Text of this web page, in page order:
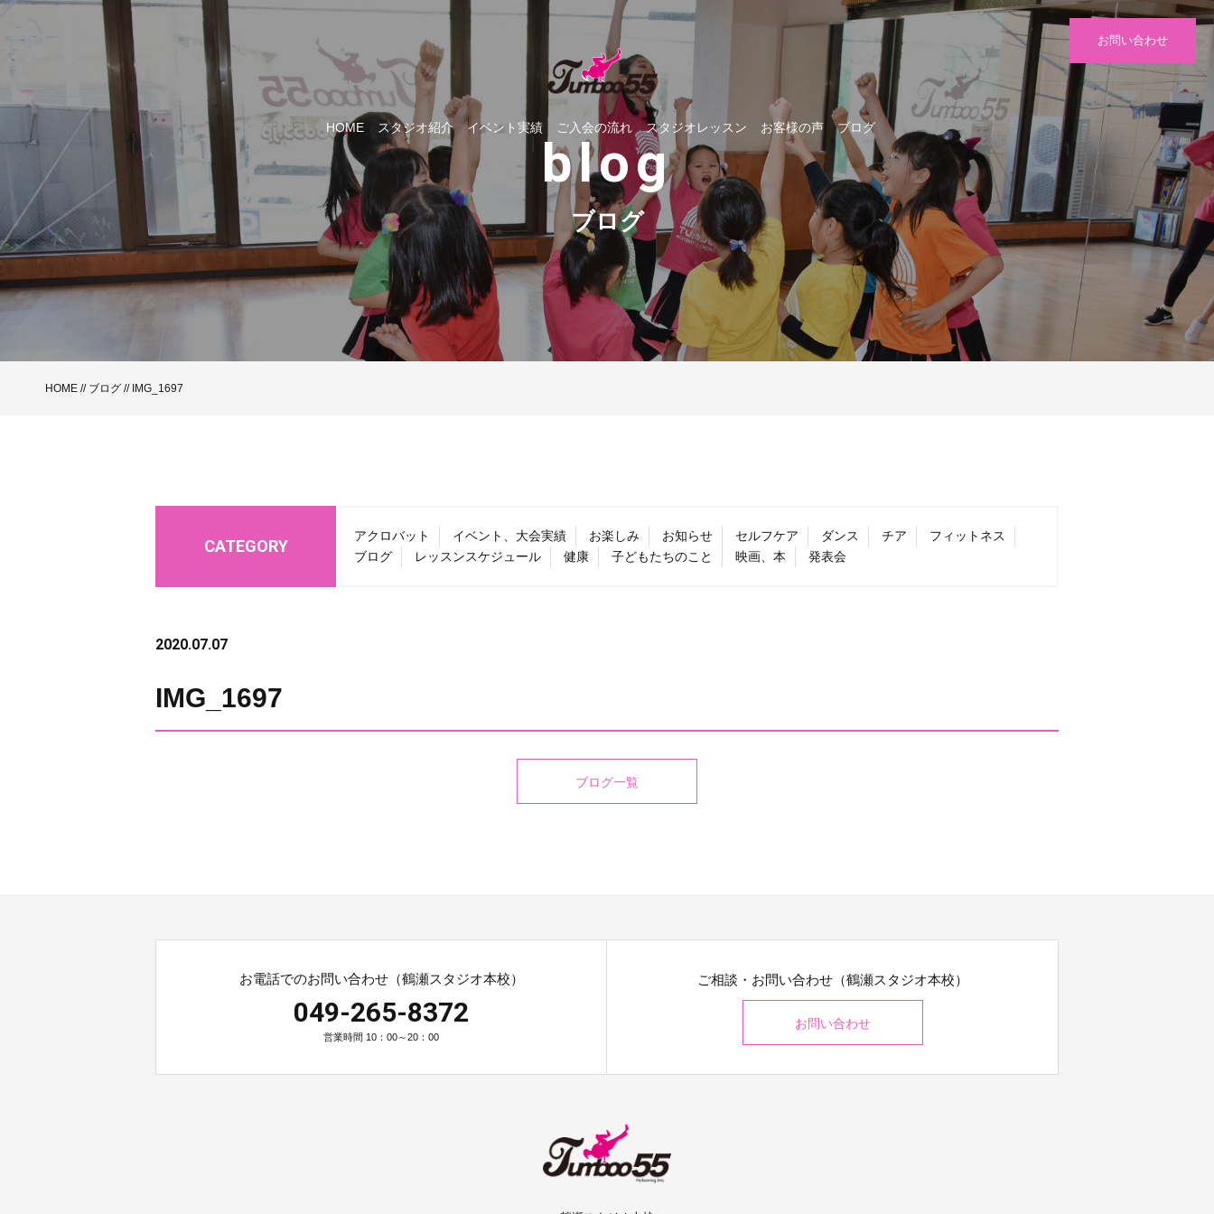
HOME スタジオ紹介 イベント実績 ご入会の流れ スタジオレッスン お客様の声 ブログ
お問い合わせ
blog
ブログ
HOME // ブログ // IMG_1697
CATEGORY
アクロバット イベント、大会実績 お楽しみ お知らせ セルフケア ダンス チア
フィットネス
ブログ
レッスンスケジュール 健康 子どもたちのこと 映画、本 発表会
2020.07.07
IMG_1697
ブログ一覧
お電話でのお問い合わせ（鶴瀬スタジオ本校）
049-265-8372
営業時間 10：00～20：00
ご相談・お問い合わせ（鶴瀬スタジオ本校）
お問い合わせ